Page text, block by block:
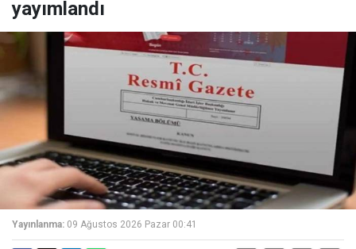
yayımlandı
Yayınlanma: 09 Ağustos 2026 Pazar 00:41